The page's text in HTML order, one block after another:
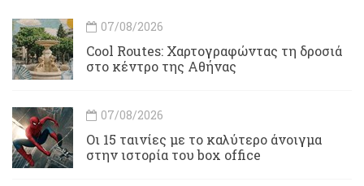
07/08/2026
Cool Routes: Χαρτογραφώντας τη δροσιά
στο κέντρο της Αθήνας
07/08/2026
Οι 15 ταινίες με το καλύτερο άνοιγμα
στην ιστορία του box office